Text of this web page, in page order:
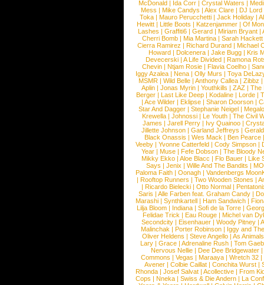
McDonald | Ida Corr |Crystal Waters |
Mess | Mike Candys | Alex Clare | DJ Lord
Toka | Mauro Perucchetti | Jack Holiday |
Hewitt |Little Boots |Katzenjammer |Of
Lashes |Graffiti6 |Gerard |Miriam Bryant |
Cherri Bomb | Mia Martina | Sarah Hackett
Cierra Ramirez | Richard Durand | Michael
Howard |Dolcenera |Jake Bugg |Kris
Devecerski |A Life Divided |Ramona
Chevin |Ntjam Rosie |Flavia Coelho |
Iggy Azalea | Nena | Olly Murs | Toya
MSMR |Wild Belle |Anthony Callea |Zibbz
Aplin | Jonas Myrin | Youthkills | ZAZ | The
Berger |Last Like Deep |Kodaline |Lorde |
|Ace Wilder |Eklipse |Sharon Doorson |
Star And Dagger | Stephanie Neigel |
Krewella | Johnossi | Le Youth | The Civil
James | Jarell Perry | Ivy Quainoo |
Jillette Johnson | Garland Jeffreys |
Black Onassis | Wes Mack | Ben Pearce
Veeby | Yvonne Catterfeld | Cody Simpson |
Year |Muse |Fefe Dobson |The Bloody
Mikky Ekko | Aloe Blacc | Flo Bauer | Like
Says | Jenix | Wille And The Bandits | MO
Paloma Faith |Oonagh |Vandenbergs
|Rooftop Runners |Two Wooden Stones |
| Ricardo Bielecki | Otto Normal |
Saris | Alle Farben feat. Graham Candy |
Marashi | Synthkartell | Ham Sandwich |
Lilja Bloom | Indiana | Sofi de la Torre |
Felidae Trick | Eau Rouge | Michel van
Secondcity |Eisenhauer |Woody Pitney |
Malinchak |Porter Robinson | Iggy and
Oliver Heldens |Steve Angello |As Animals
Lary | Grace | Adrenaline Rush | Tom
Nervous Nellie | Dee Dee Bridgewater |
Commons |Vegas |Maraaya |Wretch 32 |
Avener | Colbie Caillat | Conchita Wurst |
Rhonda | Josef Salvat | Acollective | From
Cops | Nneka | Swiss & Die Andern | La